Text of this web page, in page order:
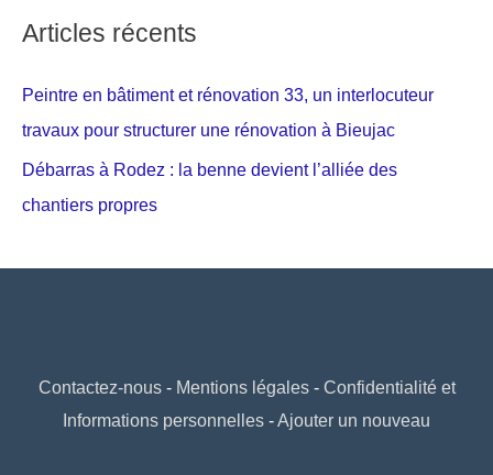
Articles récents
Peintre en bâtiment et rénovation 33, un interlocuteur
travaux pour structurer une rénovation à Bieujac
Débarras à Rodez : la benne devient l’alliée des
chantiers propres
Contactez-nous- Mentions légales- Confidentialité et
Informations personnelles -Ajouter un nouveau